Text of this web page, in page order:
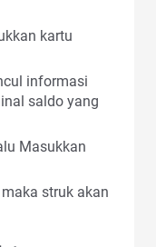
kartu
informasi
saldo yang
Masukkan
struk akan